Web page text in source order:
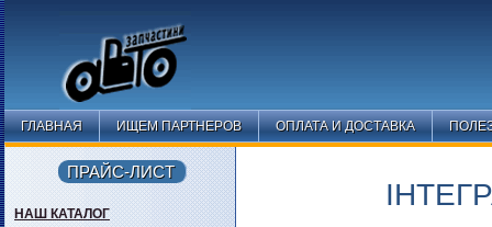
ГЛАВНАЯ ИЩЕМ ПАРТНЕРОВ ОПЛАТА И ДОСТАВКА
ПРАЙС-ЛИСТ
НАШ КАТАЛОГ